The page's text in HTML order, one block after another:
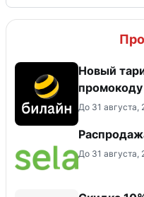
Новый
промокоду
До 31 августа,
До 31 августа,